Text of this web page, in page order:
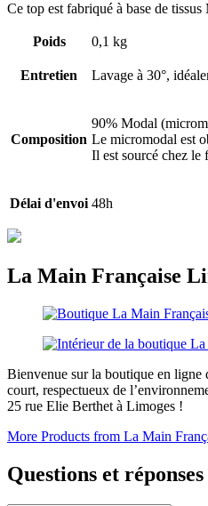
Ce top est fabriqué à base de
Poids 0,1 kg
Entretien Lavage à 30°,
Composition
90% Modal
Le micromodal est
Il est sourcé chez le
Délai d'envoi 48h
La Main Française
Bienvenue sur la boutique en ligne
court, respectueux de
25 rue Elie Berthet à Limoges !
More Products from La Main
Questions et réponses